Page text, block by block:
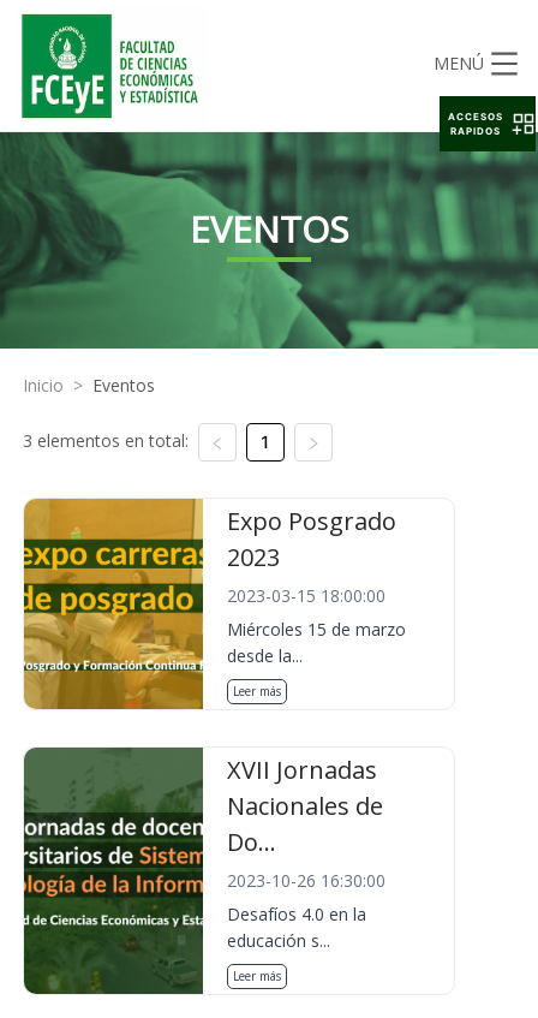
MENÚ
EVENTOS
Inicio > Eventos
3 elementos en total: 1
Expo Posgrado
2023
2023-03-15 18:00:00
Miércoles 15 de marzo
desde la...
Leer más
XVII Jornadas
Nacionales de
Do...
2023-10-26 16:30:00
Desafíos 4.0 en la
educación s...
Leer más
ACCESOS
RAPIDOS